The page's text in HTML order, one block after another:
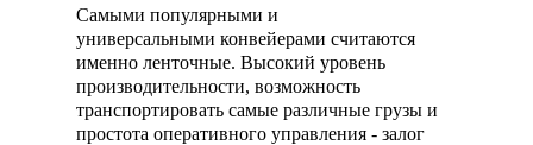
Самыми популярными и
универсальными конвейерами считаются
именно ленточные. Высокий уровень
производительности, возможность
транспортировать самые различные грузы и
простота оперативного управления - залог